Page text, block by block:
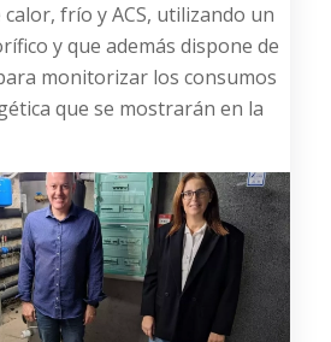
frío y ACS, utilizando un
y que además dispone de
monitorizar los consumos
que se mostrarán en la